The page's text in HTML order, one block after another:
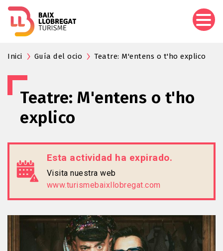
Inici Guía del ocio Teatre: M'entens o t'ho explico
Teatre: M'entens o t'ho
explico
Esta actividad ha expirado.
Visita nuestra web
www.turismebaixllobregat.com